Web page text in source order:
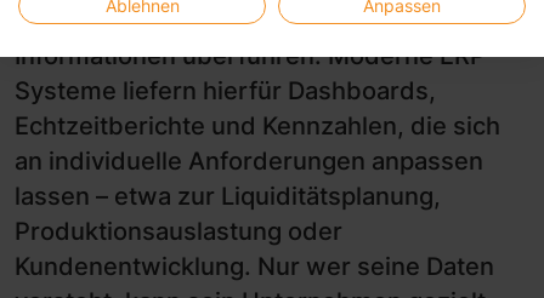
verständliche, handlungsrelevante
Informationen überführen. Moderne ERP-
Systeme liefern hierfür Dashboards,
Echtzeitberichte und Kennzahlen, die sich
an individuelle Anforderungen anpassen
lassen – etwa zur Liquiditätsplanung,
Produktionsauslastung oder
Kundenentwicklung. Nur wer seine Daten
Ablehnen Anpassen